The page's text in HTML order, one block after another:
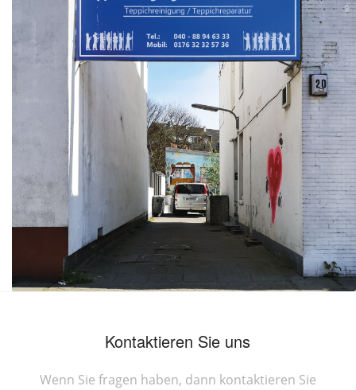
Kontaktieren Sie uns
Wenn Sie fragen haben, dann kontaktieren Sie